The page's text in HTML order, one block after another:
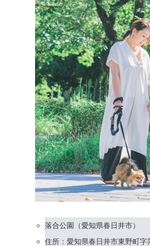
落合公園（愛知県春日井市）
住所：愛知県春日井市東野町字